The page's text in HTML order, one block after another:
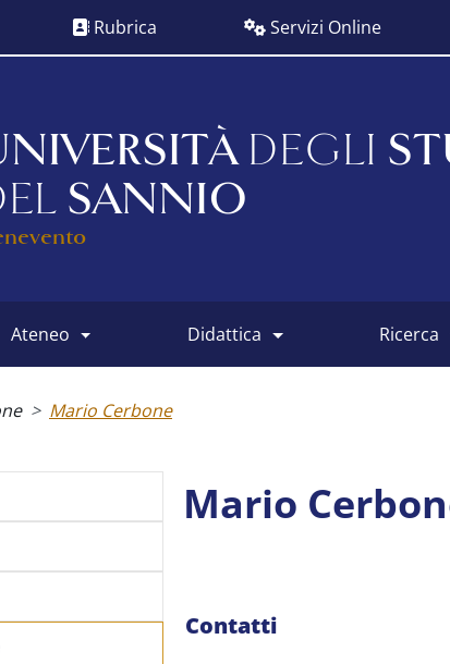
Rubrica Servizi Online
DEGLI
SANNIO
ateneo didattica ricerca
Mario Cerbone
Mario
Contatti